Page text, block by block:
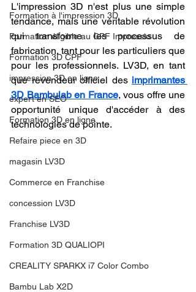
Formation à l'impression 3D.
Formation éligible au CPF Impressio
Formation 3D CPF
impression 3D en ligne
expert en SEO
Formation 3D en ligne.
Refaire piece en 3D
magasin LV3D
Commerce en Franchise
concession LV3D
Franchise LV3D
Formation 3D QUALIOPI
CREALITY SPARKX i7 Color Combo
Bambu Lab X2D
L'impression 3D n'est plus une simple
tendance, mais une véritable révolution
qui transforme les processus de
fabrication, tant pour les particuliers que
pour les professionnels. LV3D, en tant
que revendeur officiel des imprimantes
3D Bambulab en France, vous offre une
opportunité unique d'accéder à des
technologies de pointe.